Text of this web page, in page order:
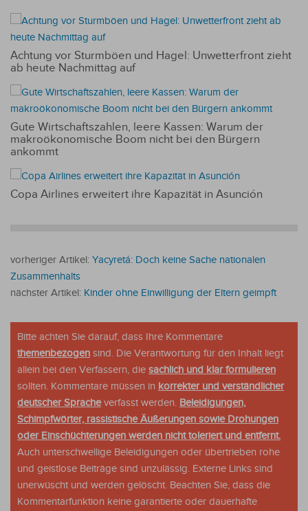
Achtung vor Sturmböen und Hagel: Unwetterfront zieht
ab heute Nachmittag auf
Gute Wirtschaftszahlen, leere Kassen: Warum der
makroökonomische Boom nicht bei den Bürgern
ankommt
Copa Airlines erweitert ihre Kapazität in Asunción
vorheriger Artikel: Yacyretá: Doch keine Sache nationalen
Zusammenhalts
nächster Artikel: Kinder ohne Einwilligung der Eltern geimpft
Bitte achten Sie darauf, dass Ihre Kommentare
themenbezogen sind. Die Verantwortung für den Inhalt liegt
allein bei den Verfassern, die sachlich und klar formulieren
sollten. Kommentare müssen in korrekter und verständlicher
deutscher Spracheverfasst werden. Beleidigungen,
Schimpfwörter, rassistische Äußerungen sowie Drohungen
oder Einschüchterungen werden nicht toleriert und entfernt.
Auch unterschwellige Beleidigungen oder übertrieben rohe
und geistlose Beiträge sind unzulässig. Externe Links sind
unerwüscht und werden gelöscht. Beachten Sie, dass die
Kommentarfunktion keine garantierte oder dauerhafte